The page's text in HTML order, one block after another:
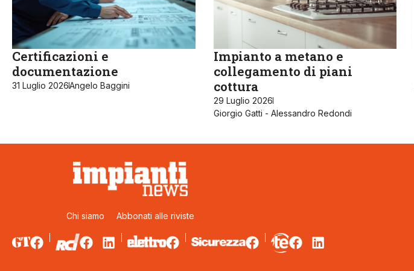
Certificazioni e
documentazione
31 Luglio 2026Angelo Baggini
Impianto a metano e
collegamento di piani
cottura
29 Luglio 2026
Giorgio Gatti - Alessandro Redondi
Chi siamo Abbonati alle riviste